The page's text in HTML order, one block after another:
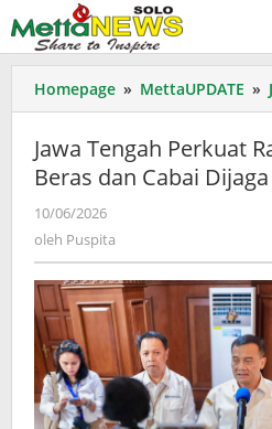
ke
konten
Homepage » MettaUPDATE »
Jawa Tengah Perkuat
Beras dan Cabai
10/06/2026
oleh Puspita